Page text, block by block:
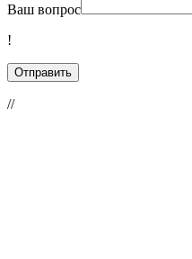
Ваш вопрос
!
//